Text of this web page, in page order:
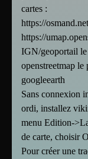
cartes :
https://
https://
IGN/geoportail
openstreetmap
googleearth
Sans connexion
ordi, installez
menu Edition-
de carte, choisir
Pour créer une